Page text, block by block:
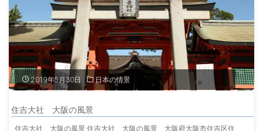
城
と
桜
阪
2019年5月30日 日本の情景
住吉大社 大阪の風景
住吉大社 大阪の風景 住吉大社 大阪の風景 大阪府大阪市住吉区住